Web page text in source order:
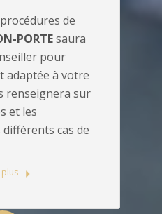
de
PORTEsaura
pour
adaptée à votre
renseignera sur
et les
différents cas de
plus